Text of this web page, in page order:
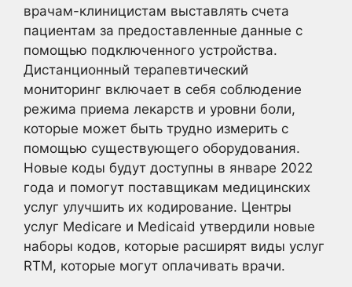
врачам-клиницистам выставлять счета
пациентам за предоставленные данные с
помощью подключенного устройства.
Дистанционный терапевтический
мониторинг включает в себя соблюдение
режима приема лекарств и уровни боли,
которые может быть трудно измерить с
помощью существующего оборудования.
Новые коды будут доступны в январе 2022
года и помогут поставщикам медицинских
услуг улучшить их кодирование. Центры
услуг Medicare и Medicaid утвердили новые
наборы кодов, которые расширят виды услуг
RTM, которые могут оплачивать врачи.